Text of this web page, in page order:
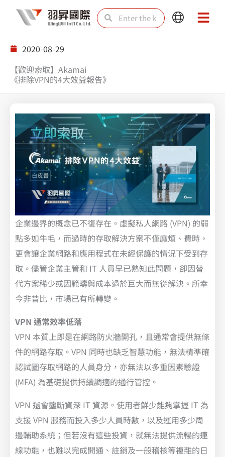
SearchSearch
Main
Main
2020-08-29
【歡迎索取】Akamai
《排除VPN的4大效益報告》
企業邊界的概念已不復存在。虛擬私人網路 (VPN) 的弱
點多如牛毛，而過時的存取解決方案不僅麻煩、費時，
更會讓企業網路和應用程式在未經保護的情況下受到存
取。儘管企業主管和 IT 人員早已熟知此問題，卻因替
代方案稀少或因範疇與成本過於巨大而無從解決。所幸
今非昔比，市場已有所轉變。
VPN 通常效率低落
VPN 本質上即是在網路防火牆開孔，且通常會提供無條
件的網路存取。VPN 同時也缺乏智慧功能，無法精準確
認試圖存取網路的人員身分，亦無法以多重因素驗證
(MFA) 為基礎提供持續調適的通行管控。
VPN 還會壟斷資深 IT 資源。使用者鮮少能夠掌握 IT 為
支援 VPN 服務而投入多少人員時數，以及運用多少周
邊輔助系統；但若沒有這些投資，就無法提供流暢的連
線功能，也難以完成開通、註銷及一般稽核等複雜的日